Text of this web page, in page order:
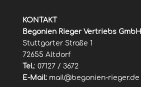
KONTAKT
Begonien Rieger Vertriebs GmbH
Stuttgarter Straße 1
72655 Altdorf
Tel.: 07127 / 3672
E-Mail: mail@begonien-rieger.de